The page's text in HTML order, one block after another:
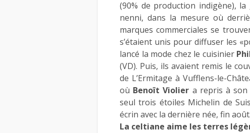
(90% de production indigène),
nenni, dans la mesure où
marques commerciales se
s’étaient unis pour diffuser les
lancé la mode chez le cuisinier
(VD). Puis, ils avaient remis le
de L’Ermitage à Vufflens-le-
où Benoît Violier a repris à son
seul trois étoiles Michelin de
écrin avec la dernière née, fin août.
La celtiane aime les terres